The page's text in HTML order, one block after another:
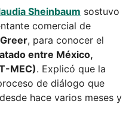
Sheinbaum sostuvo
comercial de
, para conocer el
entre México,
MEC). Explicó que la
de diálogo que
hace varios meses y